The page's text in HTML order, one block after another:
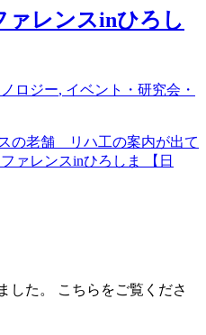
ァレンスinひろし
ロジー, イベント・研究会・
の老舗 リハ工の案内が出て
ァレンスinひろしま 【日
した。 こちらをご覧くださ